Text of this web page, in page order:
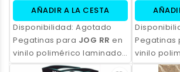
AÑADIR A LA CESTA
Disponibilidad: Agotado
Pegatinas para JOG RR en
vinilo polimérico laminado,
impresas con tinta
Pegatinas
vinilo
impresas